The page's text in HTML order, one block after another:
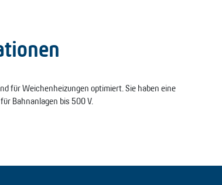
für Weichenheizungen optimiert. Sie haben eine
Bahnanlagen bis 500 V.